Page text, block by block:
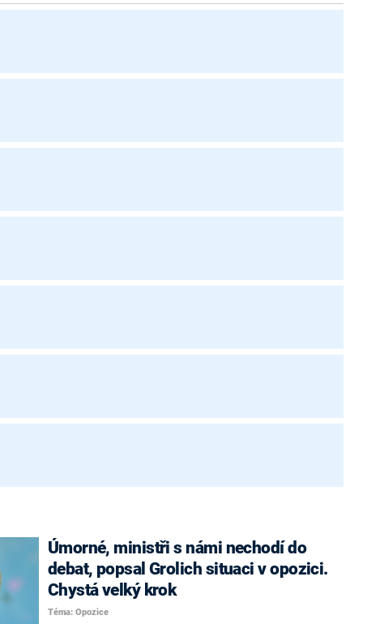
Úmorné, ministři s námi nechodí do
debat, popsal Grolich situaci v opozici.
Chystá velký krok
Téma: Opozice